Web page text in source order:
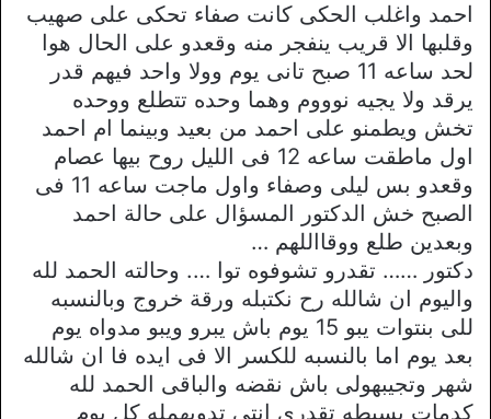
احمد واغلب الحكى كانت صفاء تحكى على صهيب
وقلبها الا قريب ينفجر منه وقعدو على الحال هوا
لحد ساعه 11 صبح تانى يوم وولا واحد فيهم قدر
يرقد ولا يجيه نوووم وهما وحده تتطلع ووحده
تخش ويطمنو على احمد من بعيد وبينما ام احمد
اول ماطقت ساعه 12 فى الليل روح بيها عصام
وقعدو بس ليلى وصفاء واول ماجت ساعه 11 فى
الصبح خش الدكتور المسؤال على حالة احمد
وبعدين طلع ووقااللهم …
دكتور …… تقدرو تشوفوه توا …. وحالته الحمد لله
واليوم ان شالله رح نكتبله ورقة خروج وبالنسبه
للى بنتوات يبو 15 يوم باش يبرو ويبو مدواه يوم
بعد يوم اما بالنسبه للكسر الا فى ايده فا ان شالله
شهر وتجيبهولى باش نقضه والباقى الحمد لله
كدمات بسيطه تقدرى انتى تدويهمله كل يوم